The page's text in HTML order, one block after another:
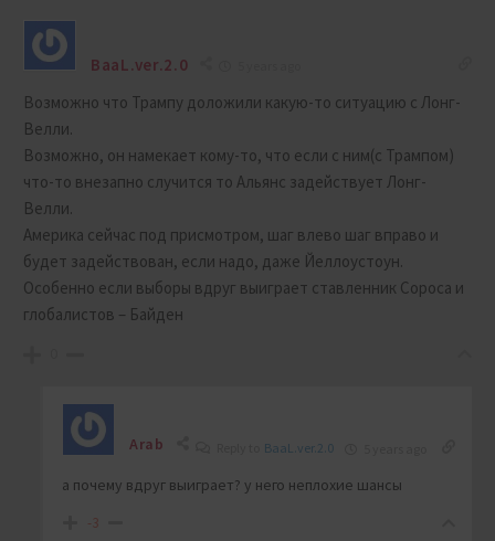
BaaL.ver.2.0
Возможно что Трампу доложили какую-то ситуацию с Лонг-
Велли.
Возможно, он намекает кому-то, что если с ним(с Трампом)
что-то внезапно случится то Альянс задействует Лонг-
Велли.
Америка сейчас под присмотром, шаг влево шаг вправо и
будет задействован, если надо, даже Йеллоустоун.
Особенно если выборы вдруг выиграет ставленник Сороса и
глобалистов – Байден
Arab BaaL.ver.2.0
а почему вдруг выиграет? у него неплохие шансы
-3